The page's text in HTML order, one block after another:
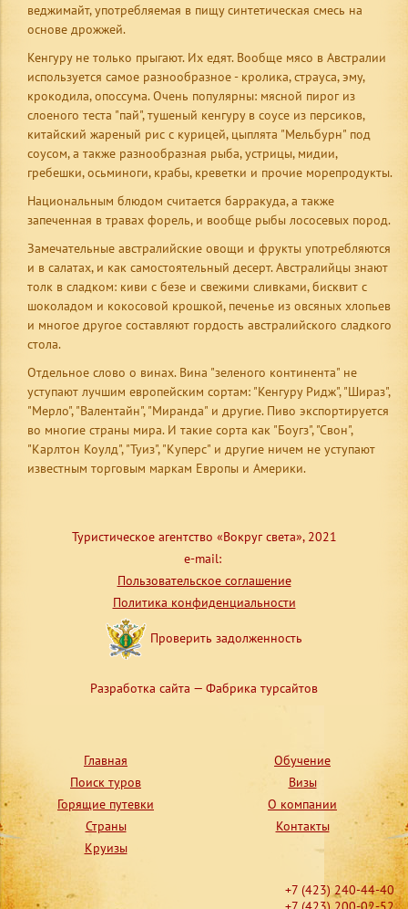
веджимайт, употребляемая в пищу синтетическая смесь на
основе дрожжей.
Кенгуру не только прыгают. Их едят. Вообще мясо в Австралии
используется самое разнообразное - кролика, страуса, эму,
крокодила, опоссума. Очень популярны: мясной пирог из
слоеного теста "пай", тушеный кенгуру в соусе из персиков,
китайский жареный рис с курицей, цыплята "Мельбурн" под
соусом, а также разнообразная рыба, устрицы, мидии,
гребешки, осьминоги, крабы, креветки и прочие морепродукты.
Национальным блюдом считается барракуда, а также
запеченная в травах форель, и вообще рыбы лососевых пород.
Замечательные австралийские овощи и фрукты употребляются
и в салатах, и как самостоятельный десерт. Австралийцы знают
толк в сладком: киви с безе и свежими сливками, бисквит с
шоколадом и кокосовой крошкой, печенье из овсяных хлопьев
и многое другое составляют гордость австралийского сладкого
стола.
Отдельное слово о винах. Вина "зеленого континента" не
уступают лучшим европейским сортам: "Кенгуру Ридж", "Шираз",
"Мерло", "Валентайн", "Миранда" и другие. Пиво экспортируется
во многие страны мира. И такие сорта как "Боугз", "Свон",
"Карлтон Коулд", "Туиз", "Куперс" и другие ничем не уступают
известным торговым маркам Европы и Америки.
Туристическое агентство «Вокруг света», 2021
e-mail:
Пользовательское соглашение
Политика конфиденциальности
Проверить задолженность
Разработка сайта — Фабрика турсайтов
Главная
Поиск туров
Горящие путевки
Страны
Круизы
Обучение
Визы
О компании
Контакты
+7 (423) 240-44-40